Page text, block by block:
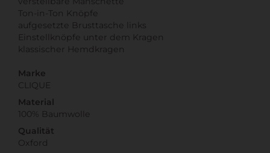
Ton-in-Ton Knöpfe
aufgesetzte Brusttasche links
Einstellknöpfe unter dem Kragen
klassischer Hemdkragen
Marke
CLIQUE
Material
100% Baumwolle
Qualität
Oxford